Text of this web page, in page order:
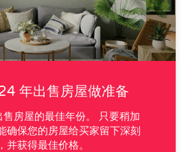
年出售房屋做准备
房屋的最佳年份。 只要稍加
确保您的房屋给买家留下深刻
并获得最佳价格。